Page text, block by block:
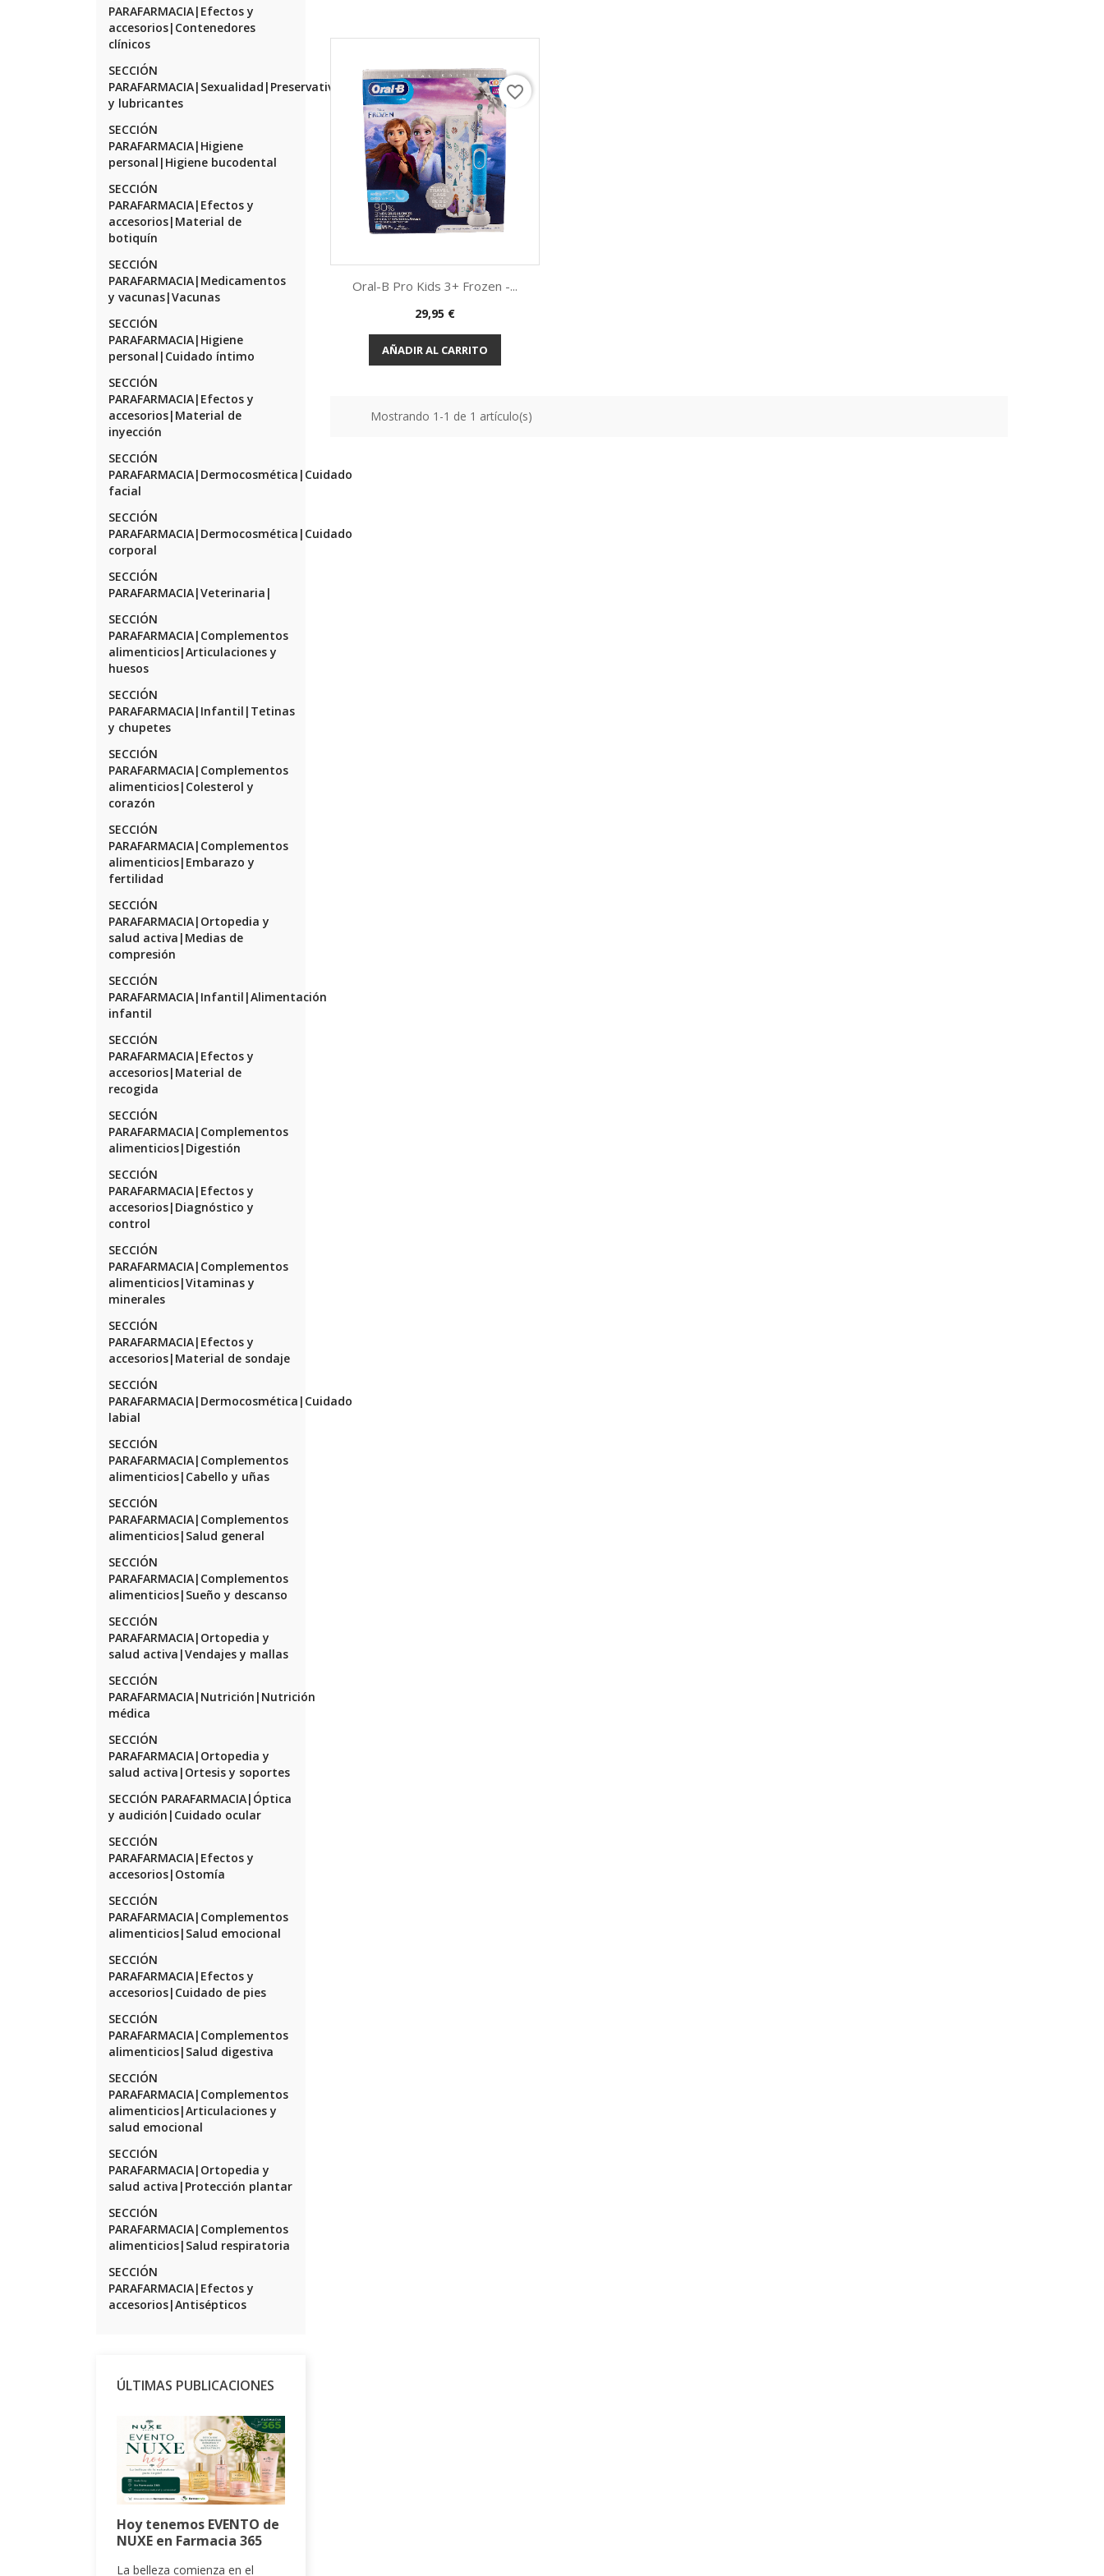
PARAFARMACIA|Efectos y
accesorios|Contenedores
clínicos
SECCIÓN
PARAFARMACIA|Sexualidad|Preservativos
y lubricantes
SECCIÓN
PARAFARMACIA|Higiene
personal|Higiene bucodental
SECCIÓN
PARAFARMACIA|Efectos y
accesorios|Material de
botiquín
SECCIÓN
PARAFARMACIA|Medicamentos
y vacunas|Vacunas
SECCIÓN
PARAFARMACIA|Higiene
personal|Cuidado íntimo
SECCIÓN
PARAFARMACIA|Efectos y
accesorios|Material de
inyección
SECCIÓN
PARAFARMACIA|Dermocosmética|Cuidado
facial
SECCIÓN
PARAFARMACIA|Dermocosmética|Cuidado
corporal
SECCIÓN
PARAFARMACIA|Veterinaria|
SECCIÓN
PARAFARMACIA|Complementos
alimenticios|Articulaciones y
huesos
SECCIÓN
PARAFARMACIA|Infantil|Tetinas
y chupetes
SECCIÓN
PARAFARMACIA|Complementos
alimenticios|Colesterol y
corazón
SECCIÓN
PARAFARMACIA|Complementos
alimenticios|Embarazo y
fertilidad
SECCIÓN
PARAFARMACIA|Ortopedia y
salud activa|Medias de
compresión
SECCIÓN
PARAFARMACIA|Infantil|Alimentación
infantil
SECCIÓN
PARAFARMACIA|Efectos y
accesorios|Material de
recogida
SECCIÓN
PARAFARMACIA|Complementos
alimenticios|Digestión
SECCIÓN
PARAFARMACIA|Efectos y
accesorios|Diagnóstico y
control
SECCIÓN
PARAFARMACIA|Complementos
alimenticios|Vitaminas y
minerales
SECCIÓN
PARAFARMACIA|Efectos y
accesorios|Material de sondaje
SECCIÓN
PARAFARMACIA|Dermocosmética|Cuidado
labial
SECCIÓN
PARAFARMACIA|Complementos
alimenticios|Cabello y uñas
SECCIÓN
PARAFARMACIA|Complementos
alimenticios|Salud general
SECCIÓN
PARAFARMACIA|Complementos
alimenticios|Sueño y descanso
SECCIÓN
PARAFARMACIA|Ortopedia y
salud activa|Vendajes y mallas
SECCIÓN
PARAFARMACIA|Nutrición|Nutrición
médica
SECCIÓN
PARAFARMACIA|Ortopedia y
salud activa|Ortesis y soportes
SECCIÓN PARAFARMACIA|Óptica
y audición|Cuidado ocular
SECCIÓN
PARAFARMACIA|Efectos y
accesorios|Ostomía
SECCIÓN
PARAFARMACIA|Complementos
alimenticios|Salud emocional
SECCIÓN
PARAFARMACIA|Efectos y
accesorios|Cuidado de pies
SECCIÓN
PARAFARMACIA|Complementos
alimenticios|Salud digestiva
SECCIÓN
PARAFARMACIA|Complementos
alimenticios|Articulaciones y
salud emocional
SECCIÓN
PARAFARMACIA|Ortopedia y
salud activa|Protección plantar
SECCIÓN
PARAFARMACIA|Complementos
alimenticios|Salud respiratoria
SECCIÓN
PARAFARMACIA|Efectos y
accesorios|Antisépticos
ÚLTIMAS PUBLICACIONES
Hoy tenemos EVENTO de
NUXE en Farmacia 365
La belleza comienza en el
Vista rápida
Oral-B Pro Kids 3+ Frozen -...
29,95 €
AÑADIR AL CARRITO
favorite_border
Mostrando 1-1 de 1 artículo(s)